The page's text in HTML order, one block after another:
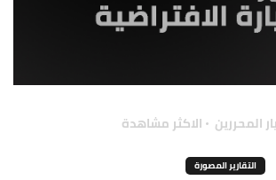
المحررين الاكثر مشاهدة
التقارير المصورة